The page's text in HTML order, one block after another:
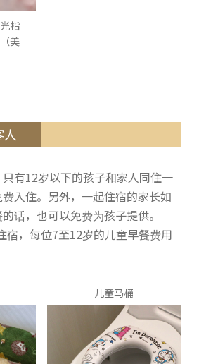
指
美
人
有12岁以下的孩子和家人同住一
入住。另外，一起住宿的家长如
话，也可以免费为孩子提供。
，每位7至12岁的儿童早餐费用
儿童马桶